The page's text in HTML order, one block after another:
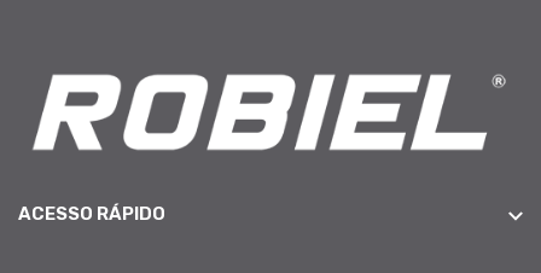
ACESSO RÁPIDO